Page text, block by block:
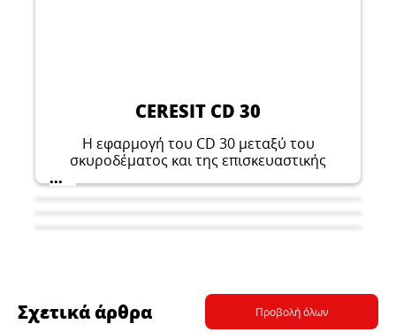
CERESIT CD 30
Η εφαρμογή του CD 30 μεταξύ του
σκυροδέματος και της επισκευαστικής
επίτευξη πολύ καλών παραμέτρων
...
Σχετικά άρθρα Προβολή όλων